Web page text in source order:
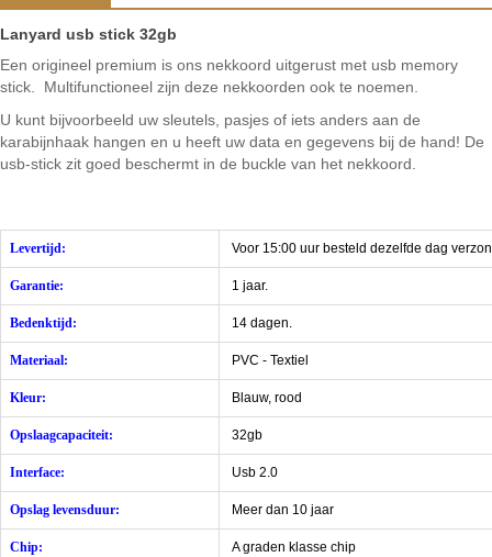
Lanyard usb stick 32gb
Een origineel premium is ons nekkoord uitgerust met usb memory
stick. Multifunctioneel zijn deze nekkoorden ook te noemen.
U kunt bijvoorbeeld uw sleutels, pasjes of iets anders aan de
karabijnhaak hangen en u heeft uw data en gegevens bij de hand! De
usb-stick zit goed beschermt in de buckle van het nekkoord.
Levertijd: Voor 15:00 uur besteld dezelfde dag
Garantie: 1 jaar.
Bedenktijd: 14 dagen.
Materiaal: PVC - Textiel
Kleur: Blauw, rood
Opslaagcapaciteit: 32gb
Interface: Usb 2.0
Opslag levensduur: Meer dan 10 jaar
Chip: A graden klasse chip